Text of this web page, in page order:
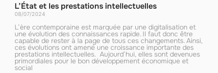
L’État et les prestations intellectuelles
08/07/2024
L’ère contemporaine est marquée par une digitalisation et
une évolution des connaissances rapide. Il faut donc être
capable de rester à la page de tous ces changements. Ainsi,
ces évolutions ont amené une croissance importante des
prestations intellectuelles. Aujourd’hui, elles sont devenues
primordiales pour le bon développement économique et
social